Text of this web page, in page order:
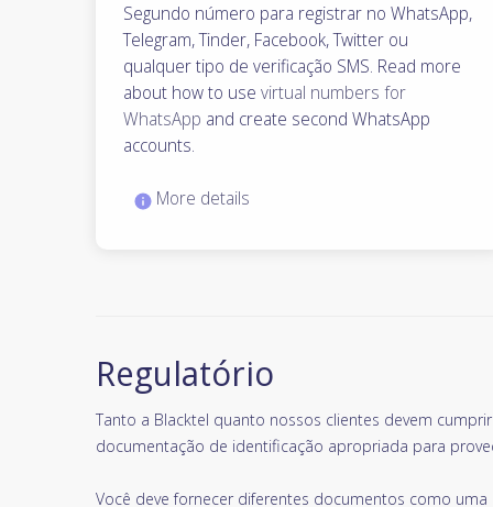
Segundo número para registrar no WhatsApp,
Telegram, Tinder, Facebook, Twitter ou
qualquer tipo de verificação SMS. Read more
about how to use virtual numbers for
WhatsApp and create second WhatsApp
accounts.
More details
Regulatório
Tanto a Blacktel quanto nossos clientes devem
documentação de identificação apropriada para
Você deve fornecer diferentes documentos como